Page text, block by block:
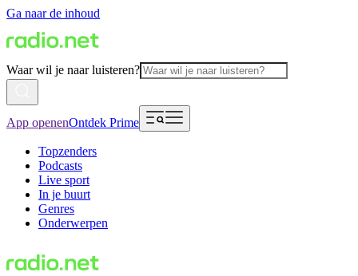
Ga naar de inhoud
Waar wil je naar luisteren?
App openenOntdek Prime
Topzenders
Podcasts
Live sport
In je buurt
Genres
Onderwerpen